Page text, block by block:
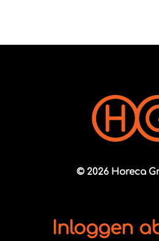
© 2026 Horeca
Inloggen